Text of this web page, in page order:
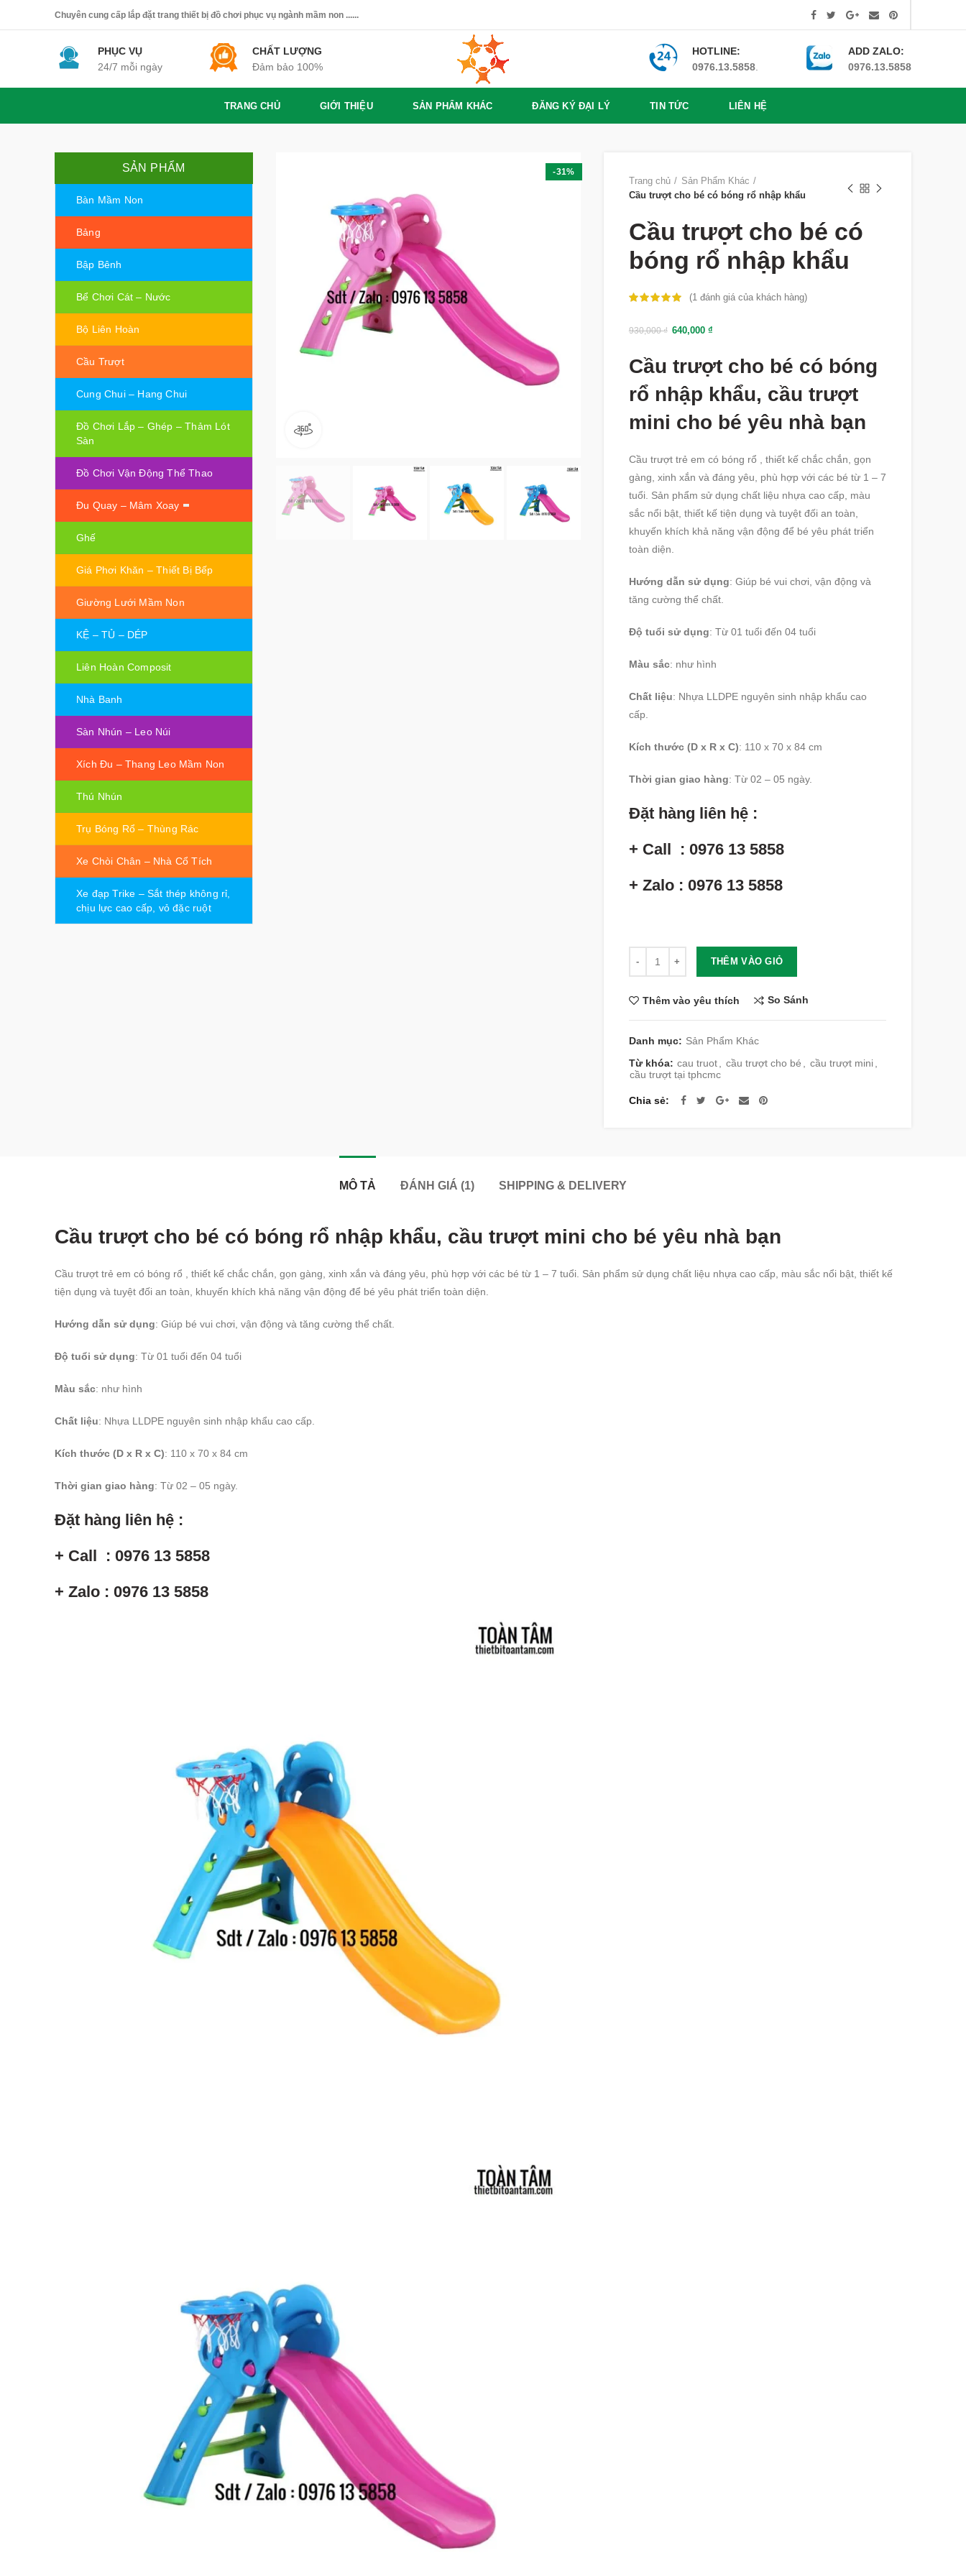
Chuyên cung cấp lắp đặt trang thiết bị đồ chơi phục vụ ngành mầm non ......
PHỤC VỤ
24/7 mỗi ngày
CHẤT LƯỢNG
Đảm bảo 100%
HOTLINE:
0976.13.5858
ADD ZALO:
0976.13.5858
TRANG CHỦ GIỚI THIỆU SẢN PHẨM KHÁC ĐĂNG KÝ ĐẠI LÝ TIN TỨC LIÊN HỆ
-31%
Trang chủ
Sản Phẩm Khác
Cầu trượt cho bé có bóng rổ nhập khẩu
Cầu trượt cho bé có
bóng rổ nhập khẩu
(1đánh giá của khách hàng)
930,000₫ 640,000 ₫
Cầu trượt cho bé có bóng
rổ nhập khẩu, cầu trượt
mini cho bé yêu nhà bạn
Cầu trượt trẻ em có bóng rổ , thiết kế chắc chắn, gọn
gàng, xinh xắn và đáng yêu, phù hợp với các bé từ 1 – 7
tuổi. Sản phẩm sử dụng chất liệu nhựa cao cấp, màu
sắc nổi bật, thiết kế tiện dụng và tuyệt đối an toàn,
khuyến khích khả năng vận động để bé yêu phát triển
toàn diện.
Hướng dẫn sử dụng: Giúp bé vui chơi, vận động và
tăng cường thể chất.
Độ tuổi sử dụng: Từ 01 tuổi đến 04 tuổi
Màu sắc: như hình
Chất liệu: Nhựa LLDPE nguyên sinh nhập khẩu cao
cấp.
Kích thước (D x R x C): 110 x 70 x 84 cm
Thời gian giao hàng: Từ 02 – 05 ngày.
Đặt hàng liên hệ :
+ Call : 0976 13 5858
+ Zalo : 0976 13 5858
THÊM VÀO GIỎ
Thêm vào yêu thích So Sánh
Danh mục: Sản Phẩm Khác
Từ khóa: cau truot , cầu trượt cho bé , cầu trượt mini ,
cầu trượt tại tphcmc
Chia sẻ
SẢN PHẨM
Bàn Mầm Non
Bảng
Bập Bênh
Bể Chơi Cát – Nước
Bộ Liên Hoàn
Cầu Trượt
Cung Chui – Hang Chui
Đồ Chơi Lắp – Ghép – Thảm Lót
Sàn
Đồ Chơi Vận Động Thể Thao
Đu Quay – Mâm Xoay
Ghế
Giá Phơi Khăn – Thiết Bị Bếp
Giường Lưới Mầm Non
KỆ – TỦ – DÉP
Liên Hoàn Composit
Nhà Banh
Sàn Nhún – Leo Núi
Xích Đu – Thang Leo Mầm Non
Thú Nhún
Trụ Bóng Rổ – Thùng Rác
Xe Chòi Chân – Nhà Cổ Tích
Xe đạp Trike – Sắt thép không rỉ,
chịu lực cao cấp, vỏ đặc ruột
MÔ TẢ ĐÁNH GIÁ (1) SHIPPING & DELIVERY
Cầu trượt cho bé có bóng rổ nhập khẩu, cầu trượt mini cho bé yêu nhà bạn
Cầu trượt trẻ em có bóng rổ , thiết kế chắc chắn, gọn gàng, xinh xắn và đáng yêu, phù hợp với các bé từ 1 – 7 tuổi. Sản phẩm sử dụng chất liệu nhựa cao cấp, màu sắc nổi bật, thiết kế
tiện dụng và tuyệt đối an toàn, khuyến khích khả năng vận động để bé yêu phát triển toàn diện.
Hướng dẫn sử dụng: Giúp bé vui chơi, vận động và tăng cường thể chất.
Độ tuổi sử dụng: Từ 01 tuổi đến 04 tuổi
Màu sắc: như hình
Chất liệu: Nhựa LLDPE nguyên sinh nhập khẩu cao cấp.
Kích thước (D x R x C): 110 x 70 x 84 cm
Thời gian giao hàng: Từ 02 – 05 ngày.
Đặt hàng liên hệ :
+ Call : 0976 13 5858
+ Zalo : 0976 13 5858